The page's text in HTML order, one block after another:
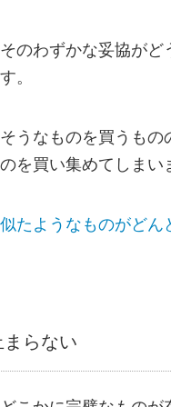
のわずかな妥協がど
。
うなものを買うもの
を買い集めてしまい
たようなものがどん
らない